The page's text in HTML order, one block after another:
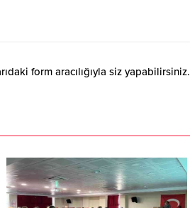
form aracılığıyla siz yapabilirsiniz.